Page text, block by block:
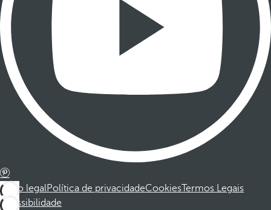
Aviso legalPolítica de privacidadeCookiesTermos Legais
Acessibilidade